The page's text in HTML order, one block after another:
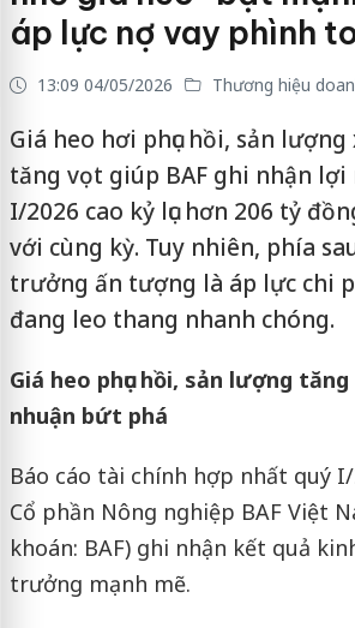
áp lực nợ vay phình
13:09 04/05/2026 Thương hiệu
Giá heo hơi phục hồi, sản
tăng vọt giúp BAF ghi nhận lợi
I/2026 cao kỷ lục hơn 206 tỷ
với cùng kỳ. Tuy nhiên, phía
trưởng ấn tượng là áp lực chi
đang leo thang nhanh chóng.
Giá heo phục hồi, sản lượng
nhuận bứt phá
Báo cáo tài chính hợp nhất quý
Cổ phần Nông nghiệp BAF Việt
khoán: BAF) ghi nhận kết quả
trưởng mạnh mẽ.